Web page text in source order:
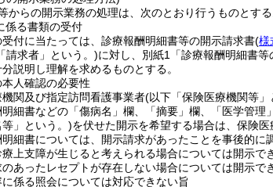
からの開示業務の処理は、次のとおり行うものとする
係る書類の受付
付に当たっては、診療報酬明細書等の開示請求書(様
請求者」という。)に対し、別紙1「診療報酬明細書
説明し理解を求めるものとする。
人確認の必要性
関及び指定訪問看護事業者(以下「保険医療機関等」
細書などの「傷病名」欄、「摘要」欄、「医学管理
」という。)を伏せた開示を希望する場合は、保険
細書については、開示請求があったことを事後的に
上支障が生じると考えられる場合については開示で
のあったレセプトが存在しない場合については開示で
係る照会については対応できない旨